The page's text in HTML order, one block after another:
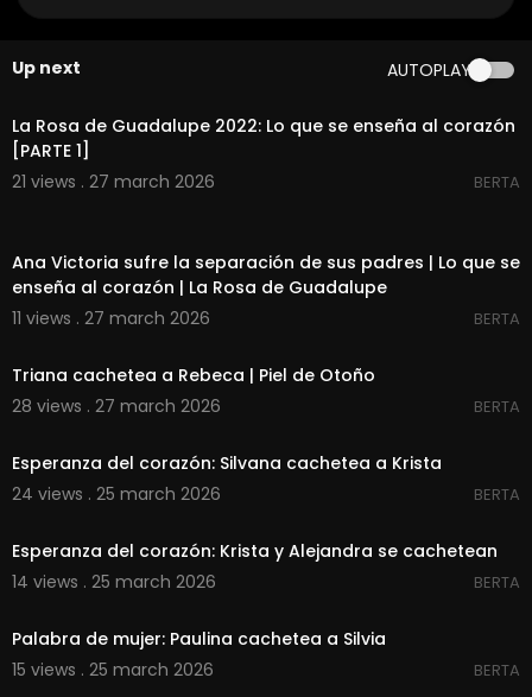
Up next AUTOPLAY
00:23:11
La Rosa de Guadalupe 2022: Lo que se enseña al corazón
[PARTE 1]
21 views . 27 march 2026
BERTA
Ana Victoria sufre la separación de sus padres | Lo que se
enseña al corazón | La Rosa de Guadalupe
11 views . 27 march 2026
BERTA
Triana cachetea a Rebeca | Piel de Otoño
28 views . 27 march 2026
BERTA
Esperanza del corazón: Silvana cachetea a Krista
24 views . 25 march 2026
BERTA
Esperanza del corazón: Krista y Alejandra se cachetean
14 views . 25 march 2026
BERTA
Palabra de mujer: Paulina cachetea a Silvia
15 views . 25 march 2026
BERTA